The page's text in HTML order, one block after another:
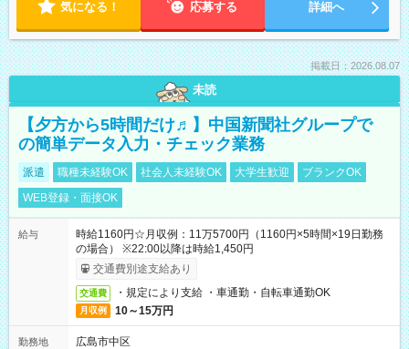
気になる！ 応募する 詳細へ
掲載日：2026.08.07
未読
【夕方から5時間だけ♬】中国新聞社グループで
の簡単データ入力・チェック業務
派遣 職種未経験OK 社会人未経験OK 大学生歓迎
ブランクOK
WEB登録・面接OK
給与
時給1160円☆月収例：11万5700円（1160円×5時間×19日勤務
の場合） ※22:00以降は時給1,450円
交通費別途支給あり
交通費 ・規定により支給 ・車通勤・自転車通勤OK
月収例 10～15万円
勤務地
広島市中区